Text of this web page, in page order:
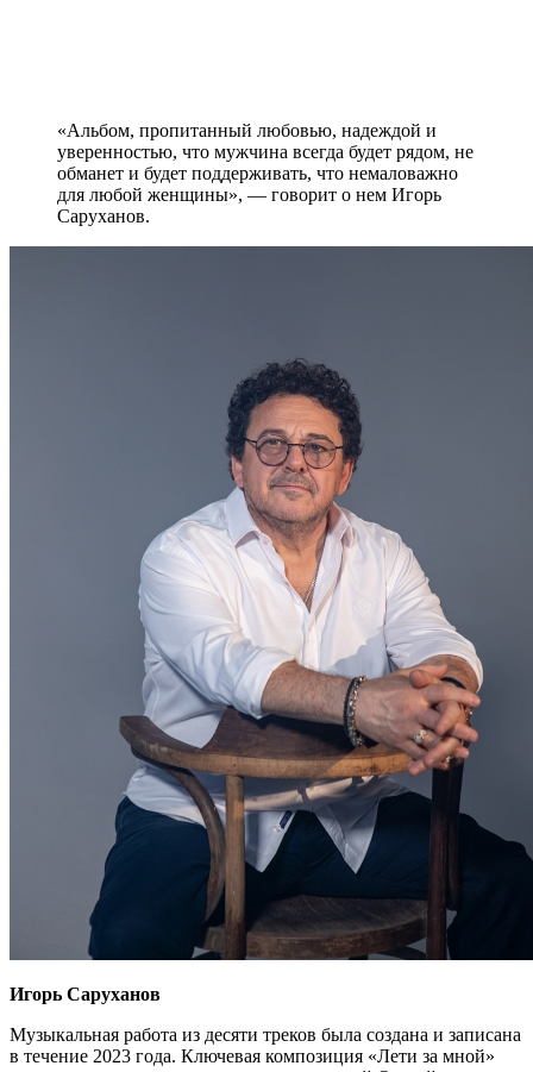
«Альбом, пропитанный любовью, надеждой и
уверенностью, что мужчина всегда будет рядом, не
обманет и будет поддерживать, что немаловажно
для любой женщины», — говорит о нем Игорь
Саруханов.
Игорь Саруханов
Музыкальная работа из десяти треков была создана и записана
в течение 2023 года. Ключевая композиция «Лети за мной»